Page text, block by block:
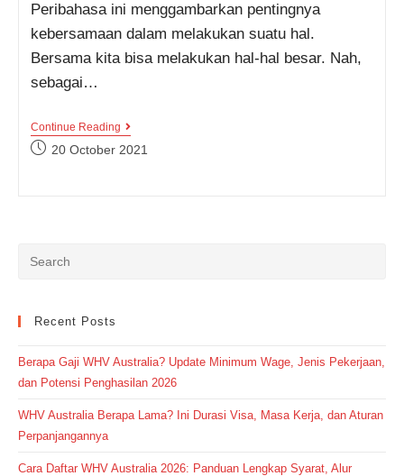
Peribahasa ini menggambarkan pentingnya
kebersamaan dalam melakukan suatu hal.
Bersama kita bisa melakukan hal-hal besar. Nah,
sebagai…
Continue ReadingBangun
Dengan
Post20 October 2021
Recent Posts
Berapa Gaji WHV Australia? Update Minimum Wage, Jenis Pekerjaan,
dan Potensi Penghasilan 2026
WHV Australia Berapa Lama? Ini Durasi Visa, Masa Kerja, dan Aturan
Perpanjangannya
Cara Daftar WHV Australia 2026: Panduan Lengkap Syarat, Alur